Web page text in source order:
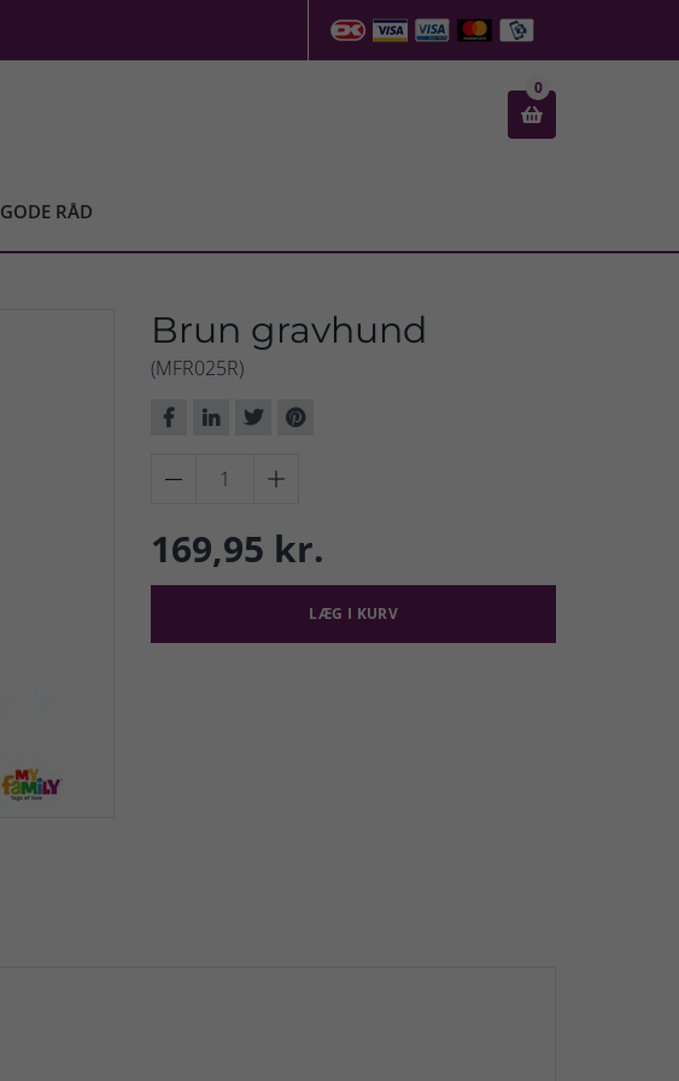

0
GODE RÅD
Brun gravhund
(MFR025R)
 
169,95 kr.
LÆG I KURV